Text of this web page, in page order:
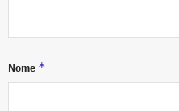
Nome *